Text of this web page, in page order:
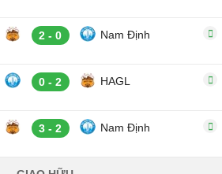
2 - 0 Nam Định
0 - 2 HAGL
3 - 2 Nam Định